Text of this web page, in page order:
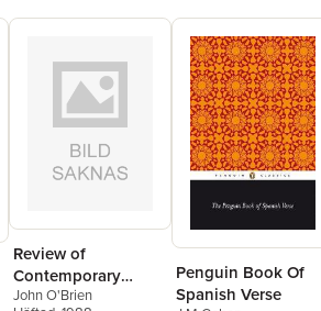
Review of
Contemporary
Fiction
John O'Brien
Penguin Book Of
Spanish Verse